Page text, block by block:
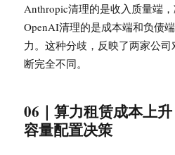
Anthropic清理的是收入质量端
OpenAI清理的是成本端和负债
力。这种分歧，反映了两家公
断完全不同。
06｜算力租赁成本上
容量配置决策